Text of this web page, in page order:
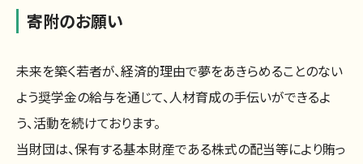
寄附のお願い
未来を築く若者が、経済的理由で夢をあきらめることのない
よう奨学金の給与を通じて、人材育成の手伝いができるよ
う、活動を続けております。
当財団は、保有する基本財産である株式の配当等により賄っ